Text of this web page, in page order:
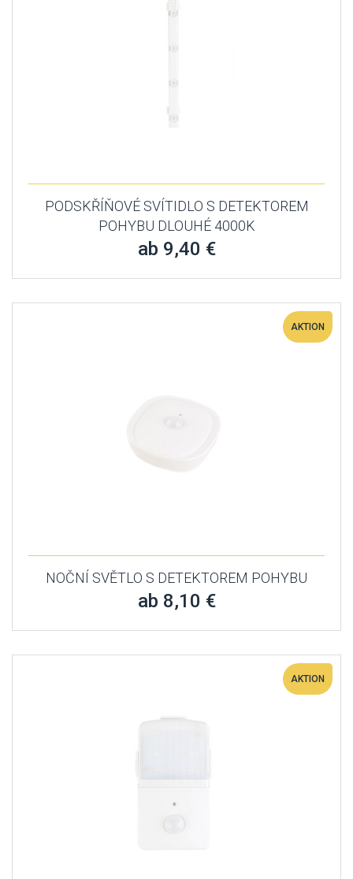
PODSKŘÍŇOVÉ SVÍTIDLO S DETEKTOREM
POHYBU DLOUHÉ 4000K
ab 9,40 €
AKTION
NOČNÍ SVĚTLO S DETEKTOREM POHYBU
ab 8,10 €
AKTION